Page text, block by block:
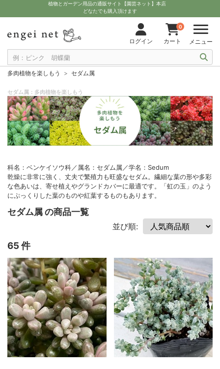
植物とガーデン用品の通販サイト【園芸ネット】本店
どなたでも購入頂けます
ログイン
0
カート メニュー
多肉植物を楽しもう セダム属
セダム属：多肉植物を楽しもう
科名：ベンケイソウ科／属名：セダム属／学名：Sedum
乾燥に非常に強く、丈夫で繁殖力も旺盛なセダム。繊細な葉の形や多彩
な色あいは、寄せ植えやグランドカバーに最適です。「虹の玉」のよう
にぷっくりした葉のものや紅葉するものもあります。
セダム属 の商品一覧
並び順:
65 件